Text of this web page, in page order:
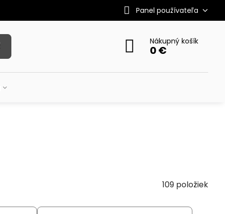
Panel používateľa
Nákupný košík
0 €
109 položiek